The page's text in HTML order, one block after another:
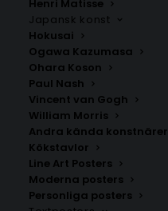
Henri Matisse
Japansk konst
Hokusai
Ogawa Kazumasa
Ohara Koson
Paul Nash
Vincent van Gogh
William Morris
Andra kända konstnärer
Kökstavlor
Line Art Posters
Moderna posters
Personliga posters
William Morris #5 Kalender för
2026
Fr.199.00